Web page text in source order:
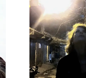
Elise